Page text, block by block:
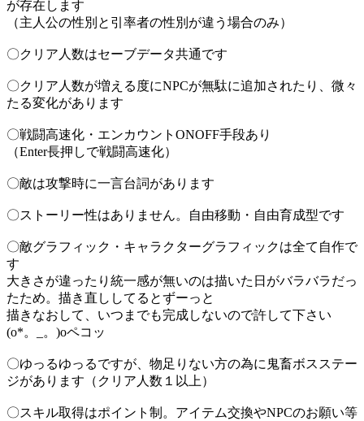
が存在します
（主人公の性別と引率者の性別が違う場合のみ）
〇クリア人数はセーブデータ共通です
〇クリア人数が増える度にNPCが無駄に追加されたり、微々
たる変化があります
〇戦闘高速化・エンカウントONOFF手段あり
（Enter長押しで戦闘高速化）
〇敵は攻撃時に一言台詞があります
〇ストーリー性はありません。自由移動・自由育成型です
〇敵グラフィック・キャラクターグラフィックは全て自作で
す
大きさが違ったり統一感が無いのは描いた日がバラバラだっ
たため。描き直ししてるとずーっと
描きなおして、いつまでも完成しないので許して下さい
(o*。_。)oペコッ
〇ゆっるゆっるですが、物足りない方の為に鬼畜ボスステー
ジがあります（クリア人数１以上）
〇スキル取得はポイント制。アイテム交換やNPCのお願い等